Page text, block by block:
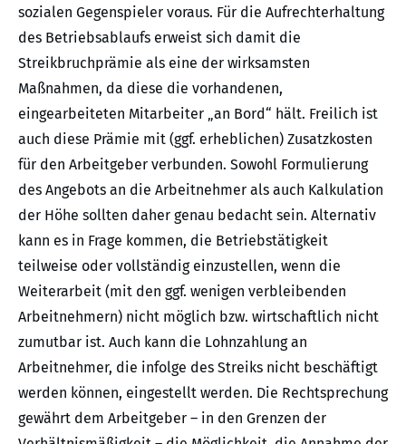
sozialen Gegenspieler voraus. Für die Aufrechterhaltung
des Betriebsablaufs erweist sich damit die
Streikbruchprämie als eine der wirksamsten
Maßnahmen, da diese die vorhandenen,
eingearbeiteten Mitarbeiter „an Bord“ hält. Freilich ist
auch diese Prämie mit (ggf. erheblichen) Zusatzkosten
für den Arbeitgeber verbunden. Sowohl Formulierung
des Angebots an die Arbeitnehmer als auch Kalkulation
der Höhe sollten daher genau bedacht sein. Alternativ
kann es in Frage kommen, die Betriebstätigkeit
teilweise oder vollständig einzustellen, wenn die
Weiterarbeit (mit den ggf. wenigen verbleibenden
Arbeitnehmern) nicht möglich bzw. wirtschaftlich nicht
zumutbar ist. Auch kann die Lohnzahlung an
Arbeitnehmer, die infolge des Streiks nicht beschäftigt
werden können, eingestellt werden. Die Rechtsprechung
gewährt dem Arbeitgeber – in den Grenzen der